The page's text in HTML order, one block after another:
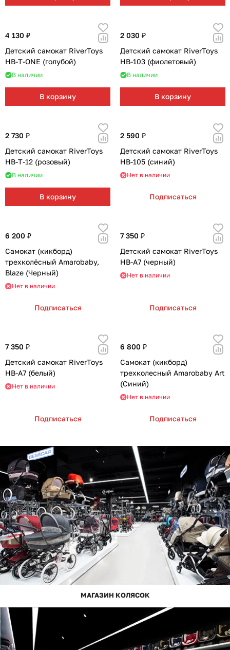
4 130 ₽
Детский самокат RiverToys
HB-T-ONE (голубой)
В наличии
В корзину
2 030 ₽
Детский самокат RiverToys
HB-103 (фиолетовый)
В наличии
В корзину
2 730 ₽
Детский самокат RiverToys
HB-T-12 (розовый)
В наличии
В корзину
2 590 ₽
Детский самокат RiverToys
HB-105 (синий)
Нет в наличии
Подписаться
6 200 ₽
Самокат (кикборд)
трехколёсный Amarobaby,
Blaze (Черный)
Нет в наличии
Подписаться
7 350 ₽
Детский самокат RiverToys
HB-A7 (черный)
Нет в наличии
Подписаться
7 350 ₽
Детский самокат RiverToys
HB-A7 (белый)
Нет в наличии
Подписаться
6 800 ₽
Самокат (кикборд)
трехколесный Amarobaby Art
(Синий)
Нет в наличии
Подписаться
МАГАЗИН КОЛЯСОК